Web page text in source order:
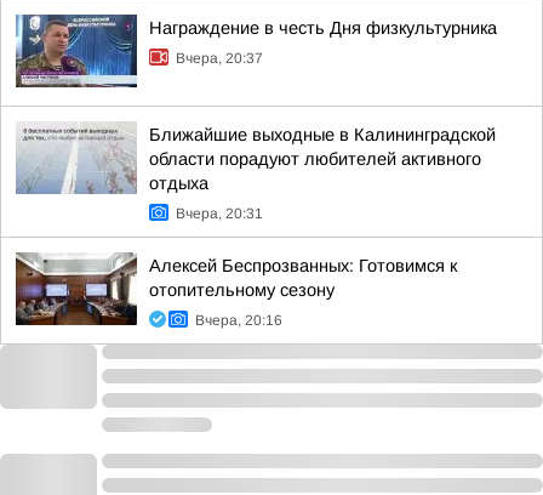
Награждение в честь Дня физкультурника
Вчера, 20:37
Ближайшие выходные в Калининградской
области порадуют любителей активного
отдыха
Вчера, 20:31
Алексей Беспрозванных: Готовимся к
отопительному сезону
Вчера, 20:16